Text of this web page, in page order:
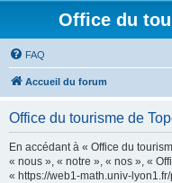
Office du
FAQ
Accueil du forum
Office du tourisme de
En accédant à « Office du
« nous », « notre », « nos », «
« https://web1-math.univ-